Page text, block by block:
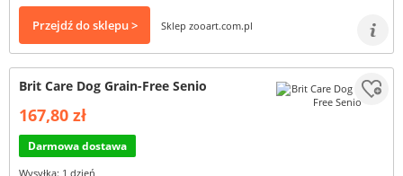
Przejdź do sklepu > Sklep zooart.com.pl
Brit Care Dog Grain-Free Senio
167,80 zł
Darmowa dostawa
Wysyłka: 1 dzień